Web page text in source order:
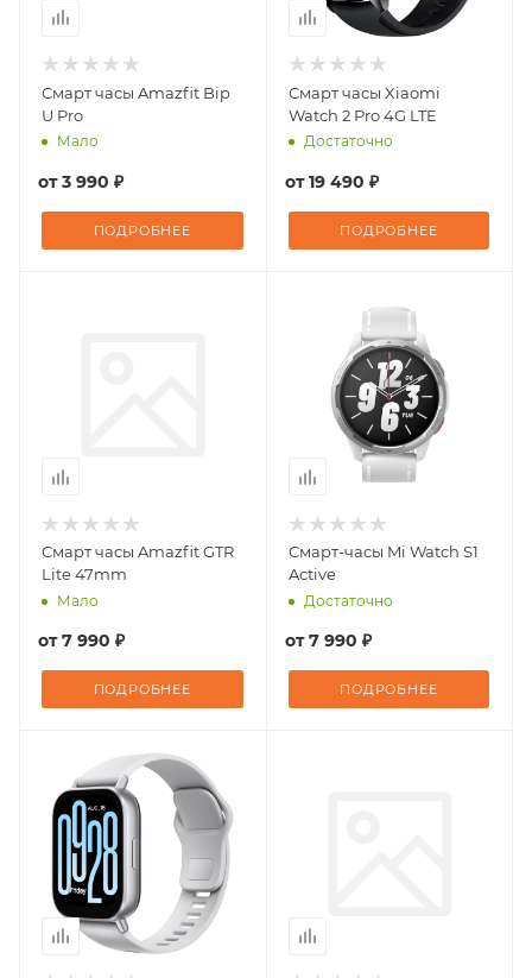
Смарт часы Amazfit Bip
U Pro
Мало
от3 990 ₽
ПОДРОБНЕЕ
Смарт часы Xiaomi
Watch 2 Pro 4G LTE
Достаточно
от19 490 ₽
ПОДРОБНЕЕ
Смарт часы Amazfit GTR
Lite 47mm
Мало
от7 990 ₽
ПОДРОБНЕЕ
Смарт-часы Mi Watch S1
Active
Достаточно
от7 990 ₽
ПОДРОБНЕЕ